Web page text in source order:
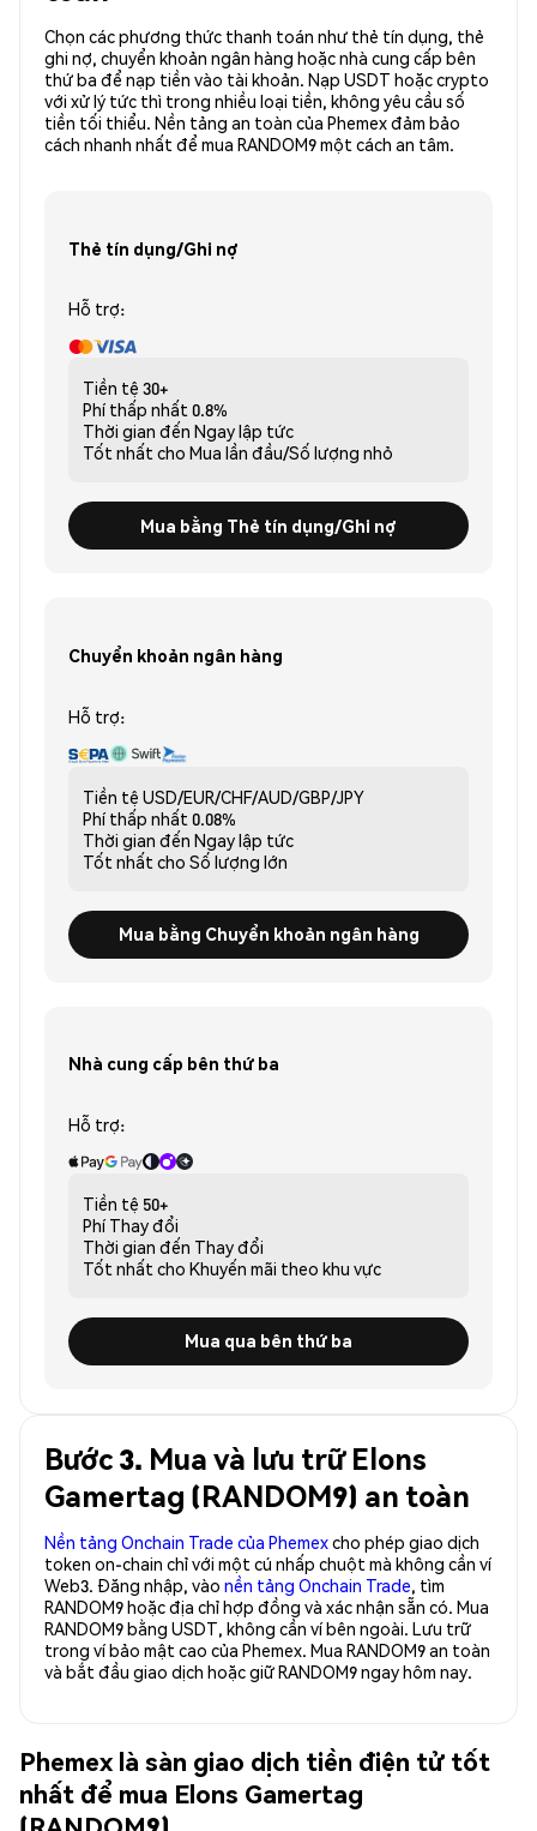
Chọn các phương thức thanh toán như thẻ tín dụng, thẻ
ghi nợ, chuyển khoản ngân hàng hoặc nhà cung cấp bên
thứ ba để nạp tiền vào tài khoản. Nạp USDT hoặc crypto
với xử lý tức thì trong nhiều loại tiền, không yêu cầu số
tiền tối thiểu. Nền tảng an toàn của Phemex đảm bảo
cách nhanh nhất để mua RANDOM9 một cách an tâm.
Thẻ tín dụng/Ghi nợ
Hỗ trợ:
Tiền tệ 30+
Phí thấp nhất 0.8%
Thời gian đến Ngay lập tức
Tốt nhất cho Mua lần đầu/Số lượng nhỏ
Mua bằng Thẻ tín dụng/Ghi nợ
Chuyển khoản ngân hàng
Hỗ trợ:
Tiền tệ USD/EUR/CHF/AUD/GBP/JPY
Phí thấp nhất 0.08%
Thời gian đến Ngay lập tức
Tốt nhất cho Số lượng lớn
Mua bằng Chuyển khoản ngân hàng
Nhà cung cấp bên thứ ba
Hỗ trợ:
Tiền tệ 50+
Phí Thay đổi
Thời gian đến Thay đổi
Tốt nhất cho Khuyến mãi theo khu vực
Mua qua bên thứ ba
Bước 3. Mua và lưu trữ Elons
Gamertag (RANDOM9) an toàn
Nền tảng Onchain Trade của Phemexcho phép giao dịch
token on-chain chỉ với một cú nhấp chuột mà không cần ví
Web3. Đăng nhập, vào nền tảng Onchain Trade, tìm
RANDOM9 hoặc địa chỉ hợp đồng và xác nhận sẵn có. Mua
RANDOM9 bằng USDT, không cần ví bên ngoài. Lưu trữ
trong ví bảo mật cao của Phemex. Mua RANDOM9 an toàn
và bắt đầu giao dịch hoặc giữ RANDOM9 ngay hôm nay.
Phemex là sàn giao dịch tiền điện tử tốt
nhất để mua Elons Gamertag